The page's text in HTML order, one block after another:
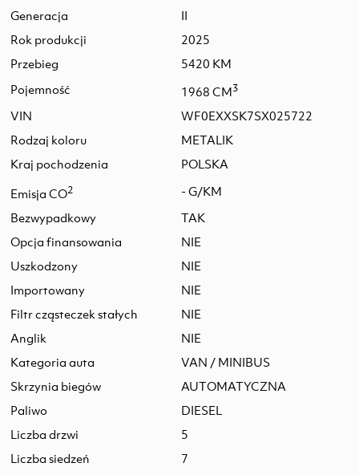
Generacja
II
Rok produkcji
2025
Przebieg
5420 KM
Pojemność
1968 CM3
VIN
WF0EXXSK7SX025722
Rodzaj koloru
METALIK
Kraj pochodzenia
POLSKA
Emisja CO2
- G/KM
Bezwypadkowy
TAK
Opcja finansowania
NIE
Uszkodzony
NIE
Importowany
NIE
Filtr cząsteczek stałych
NIE
Anglik
NIE
Kategoria auta
VAN / MINIBUS
Skrzynia biegów
AUTOMATYCZNA
Paliwo
DIESEL
Liczba drzwi
5
Liczba siedzeń
7